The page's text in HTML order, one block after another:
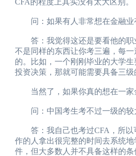
问：如果有人非常想在金融业
答：我觉得这还是要看他的职
不是同样的东西让你考三遍，每
的。比如，一个刚刚毕业的大学
投资决策，那就可能需要具备三级
当然了，如果你真的想在一家
问：中国考生考不过一级的较
答：我自己也考过CFA，所以
作的人拿出很完整的时间去系统
件，但大多数人并不具备这样的